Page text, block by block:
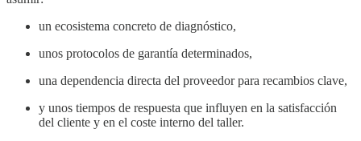
un ecosistema concreto de diagnóstico,
unos protocolos de garantía determinados,
una dependencia directa del proveedor para recambios clave,
y unos tiempos de respuesta que influyen en la satisfacción
del cliente y en el coste interno del taller.